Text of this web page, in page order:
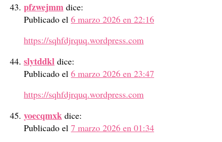
pfzwejmm dice:
Publicado el 6 marzo 2026 en 22:16
https://sqhfdjrquq.wordpress.com
slytddkl dice:
Publicado el 6 marzo 2026 en 23:47
https://sqhfdjrquq.wordpress.com
yoecqmxk dice:
Publicado el 7 marzo 2026 en 01:34